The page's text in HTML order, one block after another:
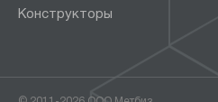
Конструкторы